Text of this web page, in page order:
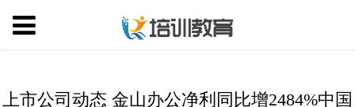
上市公司动态 金山办公净利同比增2484%中国